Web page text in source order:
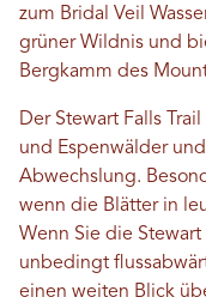
zum Bridal Veil
grüner Wildnis und
Bergkamm des
Der Stewart Falls
und Espenwälder
Abwechslung.
wenn die Blätter in
Wenn Sie die
unbedingt
einen weiten Blick